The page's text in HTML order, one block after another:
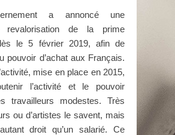
a annoncé une
revalorisation de la prime
le 5 février 2019, afin de
pouvoir d’achat aux Français.
mise en place en 2015,
l’activité et le pouvoir
travailleurs modestes. Très
ou d’artistes le savent, mais
droit qu’un salarié. Ce